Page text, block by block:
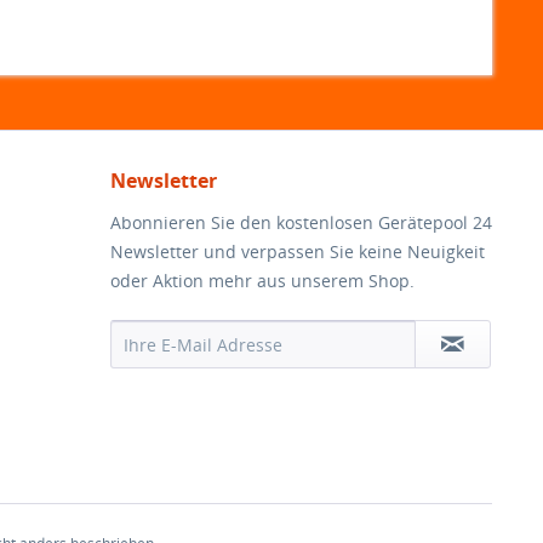
Newsletter
Abonnieren Sie den kostenlosen Gerätepool 24
Newsletter und verpassen Sie keine Neuigkeit
oder Aktion mehr aus unserem Shop.